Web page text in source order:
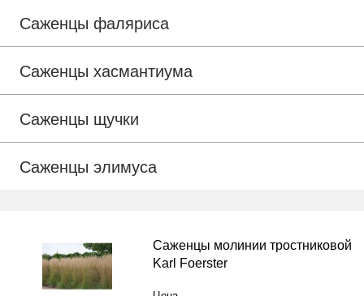
Саженцы фаляриса
Саженцы хасмантиума
Саженцы щучки
Саженцы элимуса
Саженцы молинии тростниковой
Karl Foerster